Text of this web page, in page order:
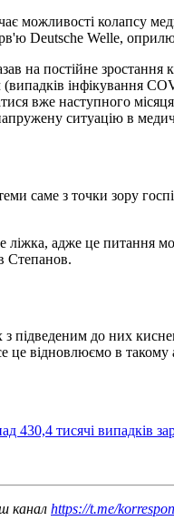
колапсу
Deutsche Welle,
на постійне зростання
інфікування
вже наступного
ситуацію в
саме з точки зору
адже це питання
Степанов.
з підведеним до них
це відновлюємо в
430,4 тисячі випадків
канал https://t.me/